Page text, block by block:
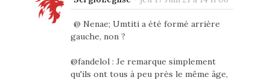
@ Nenae; Umtiti a été formé arrière
gauche, non ?
@fandelol : Je remarque simplement
qu'ils ont tous à peu près le même âge,